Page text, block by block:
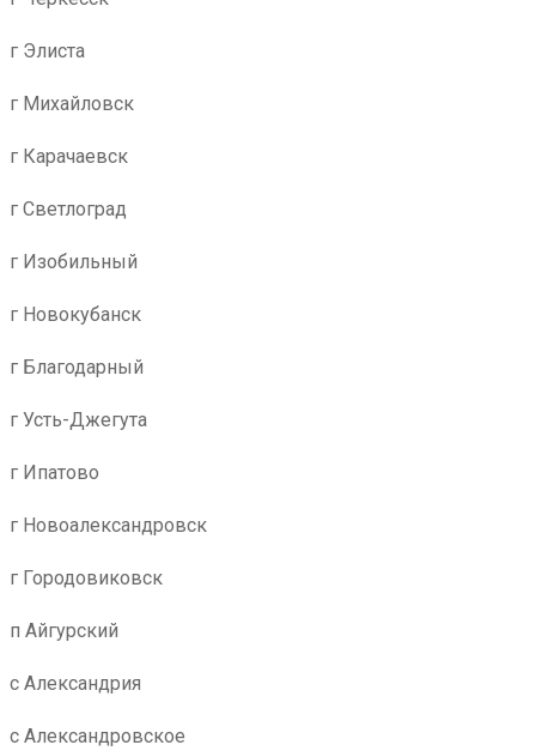
г Элиста
г Михайловск
г Карачаевск
г Светлоград
г Изобильный
г Новокубанск
г Благодарный
г Усть-Джегута
г Ипатово
г Новоалександровск
г Городовиковск
п Айгурский
с Александрия
с Александровское